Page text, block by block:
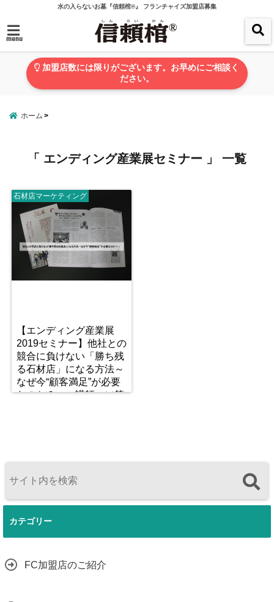
水の入らないお墓『信頼棺®』 フランチャイズ加盟店募集
menu
加盟店数には限りがございます。お早めにご相談く
ださい。
ホーム
「 エンディング産業展セミナー 」 一覧
石材店マーケティング
【エンディング産業展
2019セミナー】他社との
競合に負けない「勝ち残
る石材店」になる方法～
なぜ今“顧客満足”が必要
なのか？～ 講師：㈱第
カテゴリー
FC加盟店のご紹介